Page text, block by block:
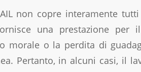
non copre interamente
una prestazione per
morale o la perdita di
Pertanto, in alcuni casi, il